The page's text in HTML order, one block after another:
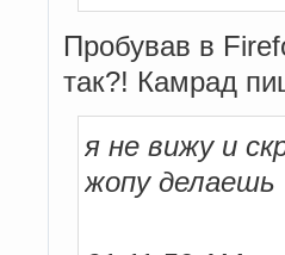
Пробував в
так?! Камрад
я не вижу и
жопу делаешь